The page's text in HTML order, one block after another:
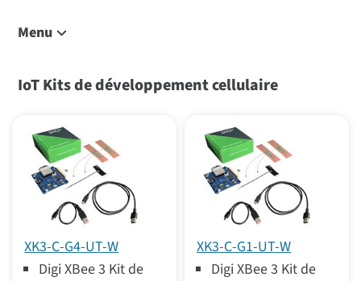
Menu
Modems cellulaires
Digi XBee pour Wi-SUN
Trouver un XBee
Passerelles et routeurs de frontière
Logiciels et outils
Modules RF
IoT Kits de développement cellulaire
XK3-C-G4-UT-W
Digi XBee 3 Kit de
XK3-C-G1-UT-W
Digi XBee 3 Kit de